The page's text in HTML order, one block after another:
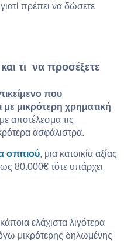
πρέπει να δώσετε
τι να προσέξετε
που
με μικρότερη χρηματική
αποτέλεσμα τις
ασφάλιστρα.
σπιτιού, μια κατοικία αξίας
80.000€ τότε υπάρχει
ελάχιστα λιγότερα
μικρότερης δηλωμένης